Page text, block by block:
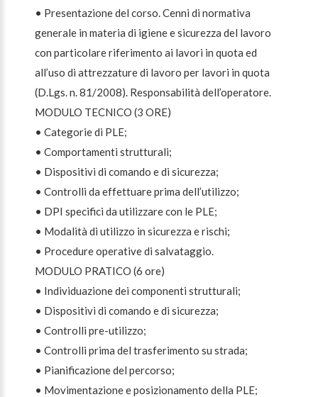
• Presentazione del corso. Cenni di normativa
generale in materia di igiene e sicurezza del lavoro
con particolare riferimento ai lavori in quota ed
all’uso di attrezzature di lavoro per lavori in quota
(D.Lgs. n. 81/2008). Responsabilità dell’operatore.
MODULO TECNICO (3 ORE)
• Categorie di PLE;
• Comportamenti strutturali;
• Dispositivi di comando e di sicurezza;
• Controlli da effettuare prima dell’utilizzo;
• DPI specifici da utilizzare con le PLE;
• Modalità di utilizzo in sicurezza e rischi;
• Procedure operative di salvataggio.
MODULO PRATICO (6 ore)
• Individuazione dei componenti strutturali;
• Dispositivi di comando e di sicurezza;
• Controlli pre-utilizzo;
• Controlli prima del trasferimento su strada;
• Pianificazione del percorso;
• Movimentazione e posizionamento della PLE;